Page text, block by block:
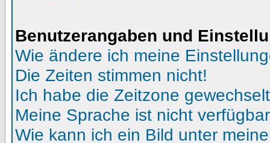
Benutzerangaben und
Wie ändere ich meine
Die Zeiten stimmen nicht!
Ich habe die Zeitzone
Meine Sprache ist nicht
Wie kann ich ein Bild unter